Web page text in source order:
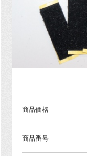
商品価格
商品番号